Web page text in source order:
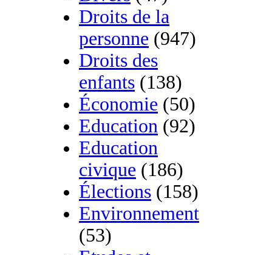
Droits de la
personne (947)
Droits des
enfants (138)
Économie (50)
Education (92)
Education
civique (186)
Élections (158)
Environnement
(53)